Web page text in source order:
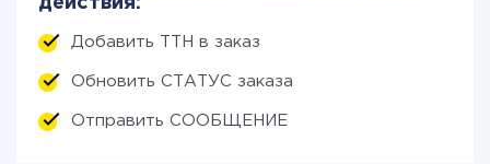
Добавить ТТН в заказ
Обновить СТАТУС заказа
Отправить СООБЩЕНИЕ